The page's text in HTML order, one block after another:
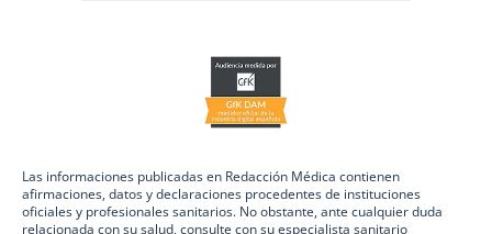
Las informaciones publicadas en Redacción Médica contienen
afirmaciones, datos y declaraciones procedentes de instituciones
oficiales y profesionales sanitarios. No obstante, ante cualquier duda
relacionada con su salud, consulte con su especialista sanitario